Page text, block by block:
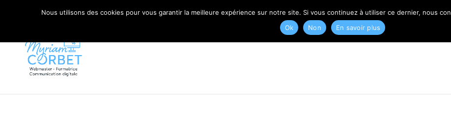
06 79 42 10 00 CONTACT@MYRIAM-CORBET.NET
Nous utilisons des cookies pour vous garantir la meilleure expérience sur notre site. Si vous continuez à utiliser ce dernier, nous
Ok
Non En savoir plus